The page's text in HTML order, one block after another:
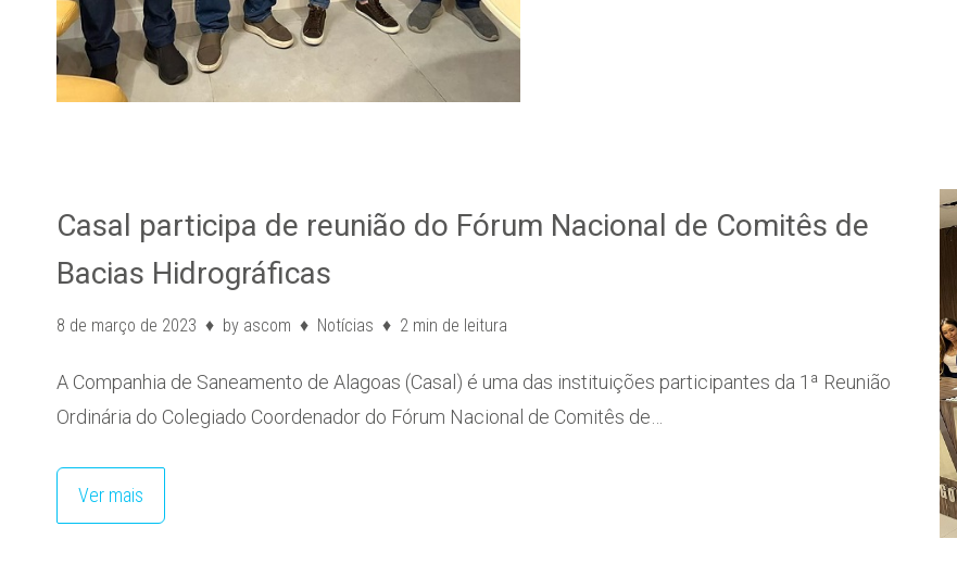
Casal participa de reunião do Fórum Nacional de Comitês de
Bacias Hidrográficas
8 de março de 2023 by ascom Notícias 2 min de leitura
A Companhia de Saneamento de Alagoas (Casal) é uma das instituições participantes da 1ª Reunião
Ordinária do Colegiado Coordenador do Fórum Nacional de Comitês de…
Ver mais